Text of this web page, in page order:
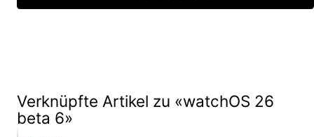
Verknüpfte Artikel zu «watchOS 26
beta 6»